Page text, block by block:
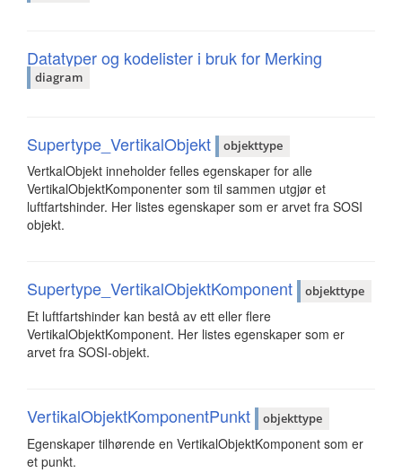
Datatyper og kodelister i bruk for Merking
diagram
Supertype_VertikalObjekt objekttype
VertkalObjekt inneholder felles egenskaper for alle
VertikalObjektKomponenter som til sammen utgjør et
luftfartshinder. Her listes egenskaper som er arvet fra SOSI
objekt.
Supertype_VertikalObjektKomponent objekttype
Et luftfartshinder kan bestå av ett eller flere
VertikalObjektKomponent. Her listes egenskaper som er
arvet fra SOSI-objekt.
VertikalObjektKomponentPunkt objekttype
Egenskaper tilhørende en VertikalObjektKomponent som er
et punkt.